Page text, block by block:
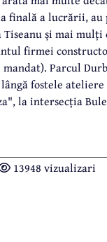
finală a lucrării,
și mai
firmei
Parcul
fostele ateliere
la intersecția
13948 vizualizari